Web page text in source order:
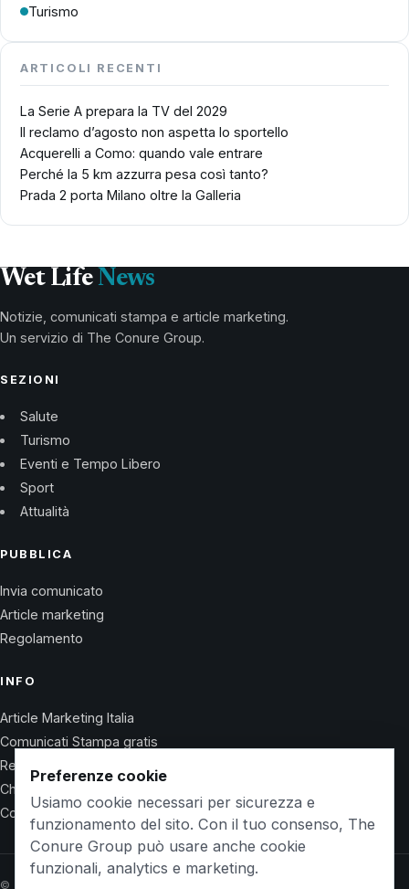
Turismo
ARTICOLI RECENTI
La Serie A prepara la TV del 2029
Il reclamo d’agosto non aspetta lo sportello
Acquerelli a Como: quando vale entrare
Perché la 5 km azzurra pesa così tanto?
Prada 2 porta Milano oltre la Galleria
Wet Life News
Notizie, comunicati stampa e article marketing.
Un servizio di The Conure Group.
SEZIONI
Salute
Turismo
Eventi e Tempo Libero
Sport
Attualità
PUBBLICA
Invia comunicato
Article marketing
Regolamento
INFO
Article Marketing Italia
Comunicati Stampa gratis
Regolamento
Chi Siamo
Contatti
© 2026 Wet Life News · The Conure Group
Preferenze cookie
Usiamo cookie necessari per sicurezza e
funzionamento del sito. Con il tuo consenso, The
Conure Group può usare anche cookie
funzionali, analytics e marketing.